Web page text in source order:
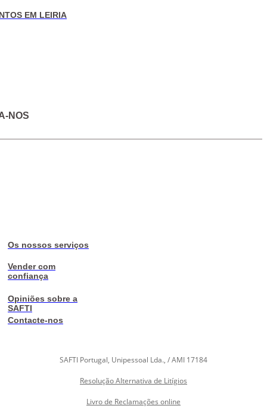
EM LEIRIA
NOS
Os nossos serviços
Vender com
confiança
Opiniões sobre a
SAFTI
Contacte-nos
SAFTI Portugal, Unipessoal Lda., / AMI 17184
Resolução Alternativa de Litígios
Livro de Reclamações online